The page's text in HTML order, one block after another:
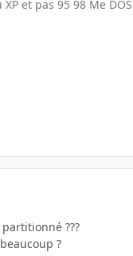
et pas 95 98 Me
???
?